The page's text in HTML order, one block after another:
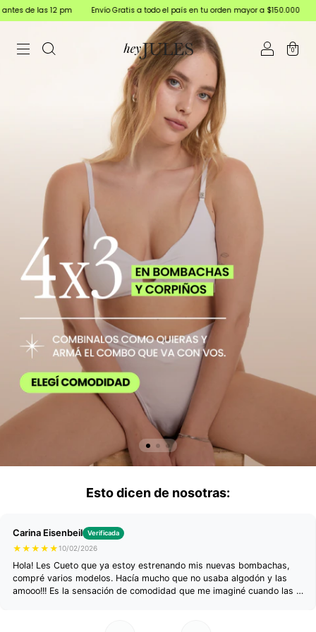
Envío Gratis a todo el país en tu orden mayor a $150.000 15% off Transferencia
0
Esto dicen de nosotras:
Carina Eisenbeil Verificada
★ ★ ★ ★ ★10/02/2026
Hola! Les Cueto que ya estoy estrenando mis nuevas bombachas,
compré varios modelos. Hacía mucho que no usaba algodón y las
amooo!!! Es la sensación de comodidad que me imaginé cuando las vi